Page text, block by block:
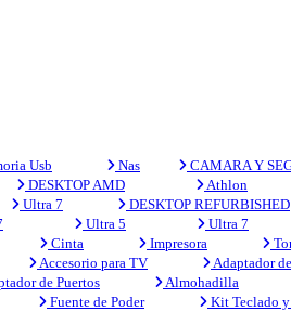
Usb Nas CAMARA Y
DESKTOP AMD Athlon
Ultra 7 DESKTOP REFURBISHED
Ultra 5 Ultra 7
Cinta Impresora
Accesorio para TV Adaptador
de Puertos Almohadilla
Fuente de Poder Kit Teclado